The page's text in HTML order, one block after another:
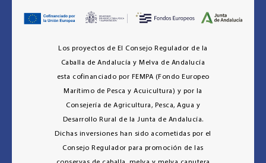
Los proyectos de El Consejo Regulador de la
Caballa de Andalucía y Melva de Andalucía
esta cofinanciado por FEMPA (Fondo Europeo
Marítimo de Pesca y Acuicultura) y por la
Consejería de Agricultura, Pesca, Agua y
Desarrollo Rural de la Junta de Andalucía.
Dichas inversiones han sido acometidas por el
Consejo Regulador para promoción de las